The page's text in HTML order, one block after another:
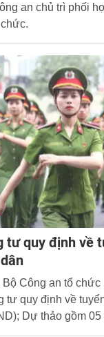
an chủ trì phối
tư quy định về
Bộ Công an tổ
tư quy định về
Dự thảo gồm